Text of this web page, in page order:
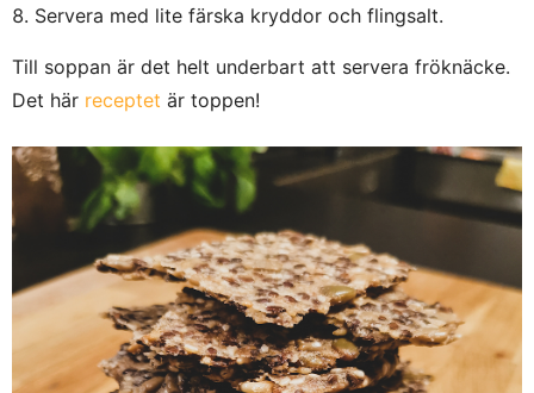
Servera med lite färska kryddor och flingsalt.
Till soppan är det helt underbart att servera fröknäcke.
Det här receptet är toppen!